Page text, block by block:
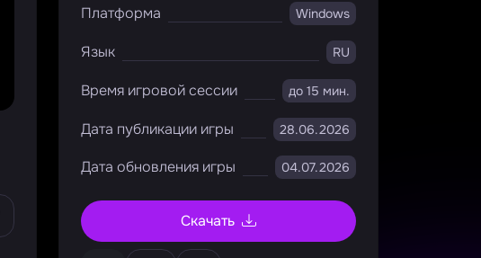
Платформа Windows
Язык RU
Время игровой сессии до 15 мин.
Дата публикации игры 28.06.2026
Дата обновления игры 04.07.2026
Скачать